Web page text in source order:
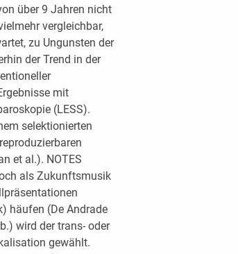
über 9 Jahren nicht
vergleichbar,
zu Ungunsten der
der Trend in der
mit
(LESS).
selektionierten
et al.). NOTES
als Zukunftsmusik
häufen (De Andrade
wird der trans- oder
gewählt.